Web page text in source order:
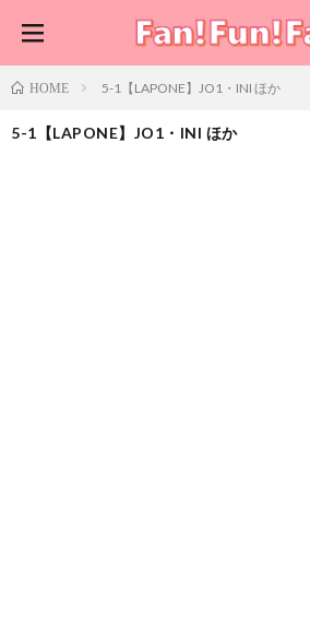
HOME 5-1【LAPONE】JO1・INI ほか
5-1【LAPONE】JO1・INI ほか